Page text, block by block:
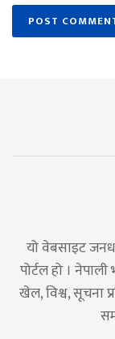
यो वेबसाइट
पोर्टल हो ।
खेल, विश्व, सूचना